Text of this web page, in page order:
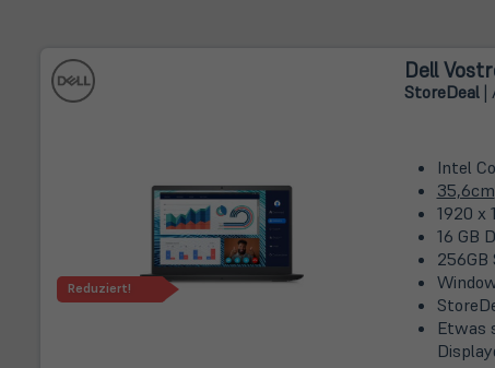
Dell
StoreDeal|
Reduziert!
Intel
35,6cm
1920 x
16 GB
256GB
Etwas